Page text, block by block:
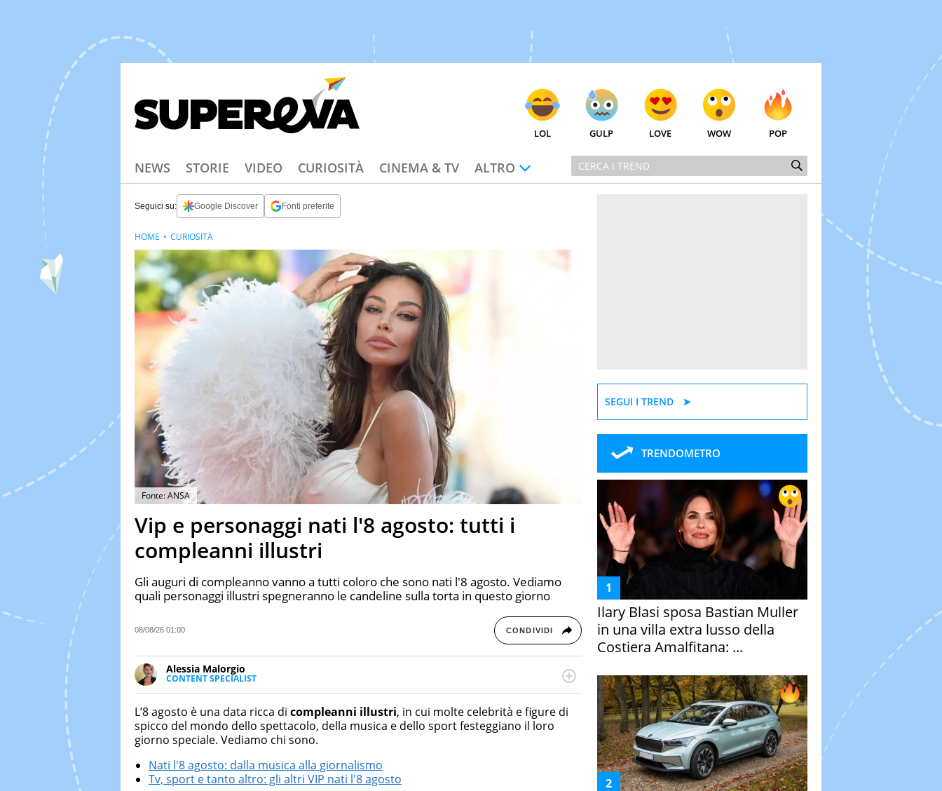
LOL GULP LOVE WOW POP
NEWS STORIE VIDEO CURIOSITÀ CINEMA & TV ALTRO
Seguici su: Google Discover Fonti preferite
Fonte: ANSA
Vip e personaggi nati l'8 agosto: tutti i
compleanni illustri
Gli auguri di compleanno vanno a tutti coloro che sono nati l'8 agosto. Vediamo
quali personaggi illustri spegneranno le candeline sulla torta in questo giorno
08/08/26 01:00 CONDIVIDI
Alessia Malorgio
CONTENT SPECIALIST
Ha conseguito un Master in Marketing Management e Google Digital Training su
di strategie marketing attraverso canali digitali.
HOME CURIOSITÀ
L’8 agosto è una data ricca di compleanni illustri, in cui molte celebrità e figure di
spicco del mondo dello spettacolo, della musica e dello sport festeggiano il loro
giorno speciale. Vediamo chi sono.
Nati l'8 agosto: dalla musica alla giornalismo
Tv, sport e tanto altro: gli altri VIP nati l'8 agosto
SEGUI I TREND
TRENDOMETRO
Ilary Blasi sposa Bastian Muller
in una villa extra lusso della
Costiera Amalfitana: ...